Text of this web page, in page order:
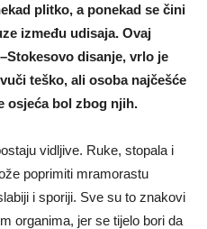
plitko, a ponekad se čini
između udisaja. Ovaj
disanje, vrlo je
teško, ali osoba najčešće
osjeća bol zbog njih.
vidljive. Ruke, stopala i
poprimiti mramorastu
i sporiji. Sve su to znakovi
organima, jer se tijelo bori da